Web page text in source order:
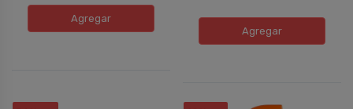
Agregar
Agregar